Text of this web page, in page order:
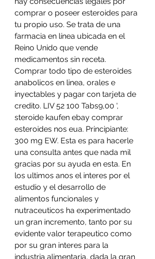
comprar o poseer esteroides para
tu propio uso. Se trata de una
farmacia en línea ubicada en el
Reino Unido que vende
medicamentos sin receta.
Comprar todo tipo de esteroides
anabolicos en linea, orales e
inyectables y pagar con tarjeta de
credito. LIV 52 100 Tabs9,00 ',
steroide kaufen ebay comprar
esteroides nos eua. Principiante:
300 mg EW. Esta es para hacerle
una consulta antes que nada mil
gracias por su ayuda en esta. En
los ultimos anos el interes por el
estudio y el desarrollo de
alimentos funcionales y
nutraceuticos ha experimentado
un gran incremento, tanto por su
evidente valor terapeutico como
por su gran interes para la
industria alimentaria, dada la gran